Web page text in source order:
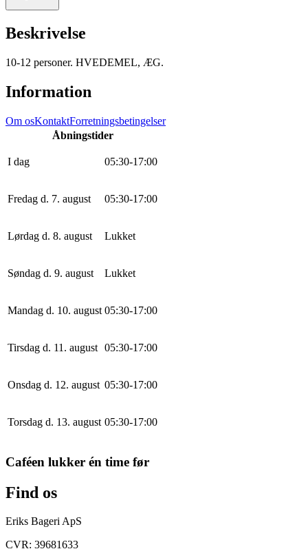
Beskrivelse
10-12 personer. HVEDEMEL, ÆG.
Information
Om osKontaktForretningsbetingelser
Åbningstider
I dag 05:30-17:00
Fredag d. 7. august 05:30-17:00
Lørdag d. 8. august Lukket
Søndag d. 9. august Lukket
Mandag d. 10. august 05:30-17:00
Tirsdag d. 11. august 05:30-17:00
Onsdag d. 12. august 05:30-17:00
Torsdag d. 13. august 05:30-17:00
Caféen lukker én time før
Find os
Eriks Bageri ApS
CVR: 39681633